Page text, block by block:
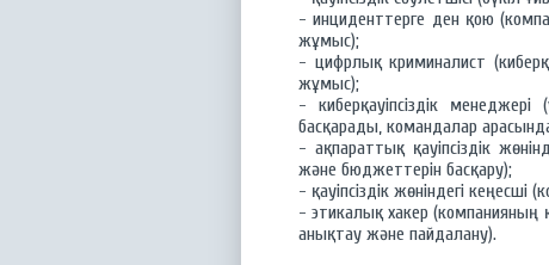
- инциденттерге ден қою
жұмыс);
- цифрлық криминалист
жұмыс);
- киберқауіпсіздік
басқарады, командалар
- ақпараттық қауіпсіздік
және бюджеттерін басқару);
- қауіпсіздік жөніндегі
- этикалық хакер (компанияның
анықтау және пайдалану).